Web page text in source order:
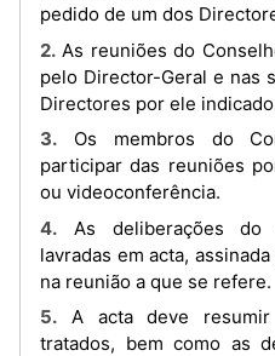
pedido de um dos
2. As reuniões do Conselho Directivo são orientadas
pelo Director-Geral e nas
Directores por ele
3. Os membros do Conselho Directivo podem
participar das reuniões
ou videoconferência.
4. As deliberações do Conselho Directivo são
lavradas em acta,
na reunião a que se refere.
5. A acta deve resumir a agenda, os assuntos
tratados, bem como as